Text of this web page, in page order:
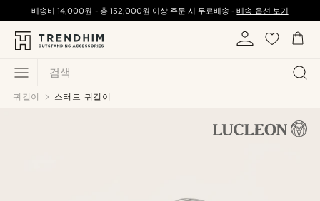
검색
배송비14,000원 - 총 152,000원 이상 주문 시 무료배송 -배송 옵션 보기
귀걸이 스터드 귀걸이